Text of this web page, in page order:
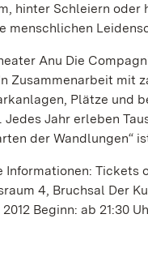
hinter Schleiern
menschlichen
Anu Die
Zusammenarbeit mit
Plätze und
Jedes Jahr erleben
der Wandlungen“
Informationen: Tickets
4, Bruchsal Der
Beginn: ab 21:30